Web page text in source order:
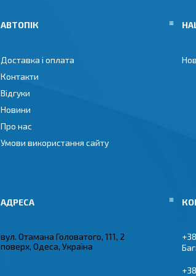
АВТОПІК
Доставка і оплата
Контакти
Відгуки
Новини
Про нас
Умови використання сайту
вул. Отамана Головатого, 111, 2
поверх, Одеса, Україна